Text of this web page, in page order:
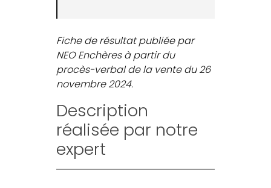
Fiche de résultat publiée par
NEO Enchères à partir du
procès-verbal de la vente du 26
novembre 2024.
Description
réalisée par notre
expert